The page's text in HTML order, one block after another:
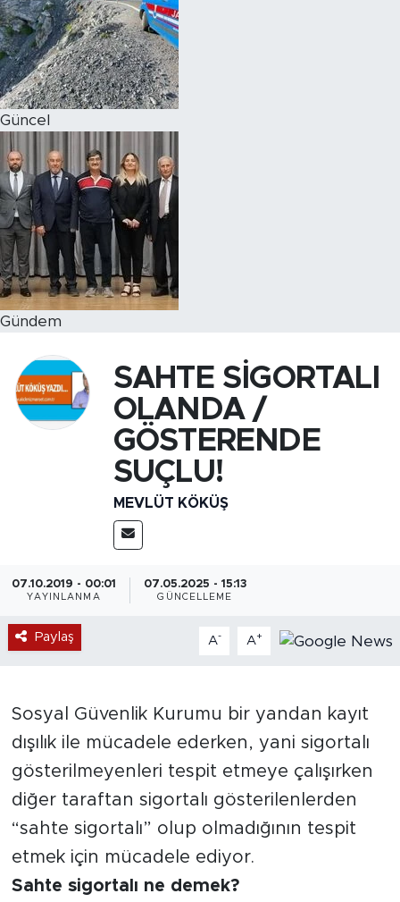
Güncel
Gündem
SAHTE SİGORTALI
OLANDA /
GÖSTERENDE
SUÇLU!
MEVLÜT KÖKÜŞ
07.10.2019 - 00:01
YAYINLANMA
07.05.2025 - 15:13
GÜNCELLEME
Paylaş A- A+
Sosyal Güvenlik Kurumu bir yandan kayıt
dışılık ile mücadele ederken, yani sigortalı
gösterilmeyenleri tespit etmeye çalışırken
diğer taraftan sigortalı gösterilenlerden
“sahte sigortalı” olup olmadığının tespit
etmek için mücadele ediyor.
Sahte sigortalı ne demek?
Magazin
Özel Haber
Politika
Resmi İlanlar
Sağlık
Spor
Turizm